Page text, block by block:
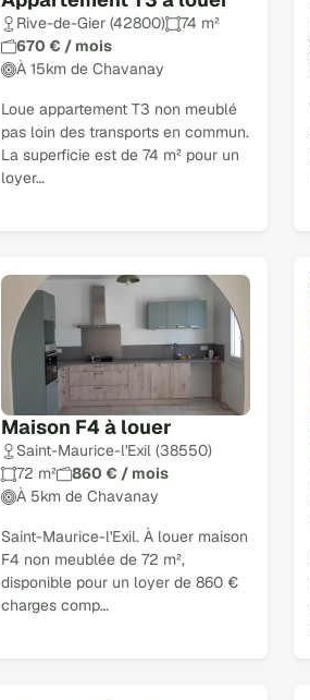
Rive-de-Gier (42800)
74 m²
670 € / mois
À 15km de Chavanay
Loue appartement T3 non meublé
pas loin des transports en commun.
La superficie est de 74 m² pour un
loyer…
Maison F4 à louer
Saint-Maurice-l'Exil (38550)
72 m²
860 € / mois
À 5km de Chavanay
Saint-Maurice-l'Exil. À louer maison
F4 non meublée de 72 m²,
disponible pour un loyer de 860 €
charges comp…